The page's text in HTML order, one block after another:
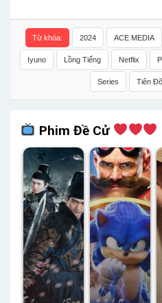
Từ khóa: 2024 ACE MEDIA
Iyuno Lồng Tiếng Netflix
Series Tiên
Phim Đề Cử